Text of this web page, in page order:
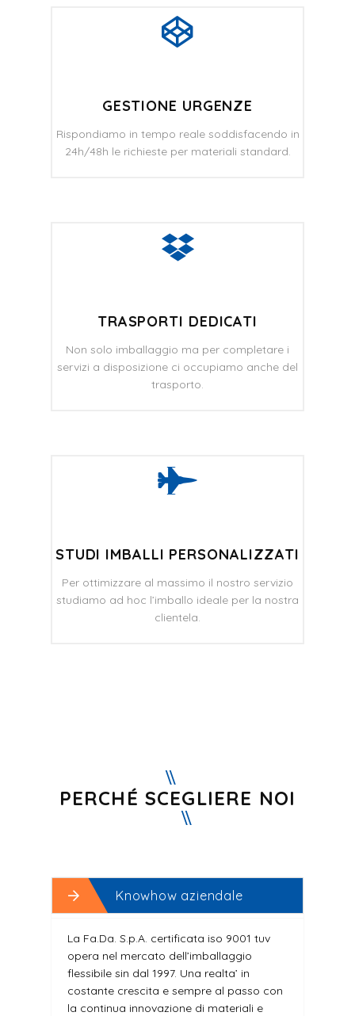
GESTIONE URGENZE
Rispondiamo in tempo reale soddisfacendo in
24h/48h le richieste per materiali standard.
TRASPORTI DEDICATI
Non solo imballaggio ma per completare i
servizi a disposizione ci occupiamo anche del
trasporto.
STUDI IMBALLI PERSONALIZZATI
Per ottimizzare al massimo il nostro servizio
studiamo ad hoc l’imballo ideale per la nostra
clientela.
PERCHÉ SCEGLIERE NOI
Knowhow aziendale
La Fa.Da. S.p.A. certificata iso 9001 tuv
opera nel mercato dell’imballaggio
flessibile sin dal 1997. Una realta’ in
costante crescita e sempre al passo con
la continua innovazione di materiali e